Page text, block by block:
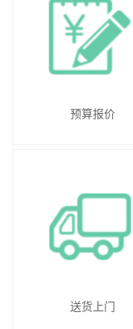
预算报价
送货上门